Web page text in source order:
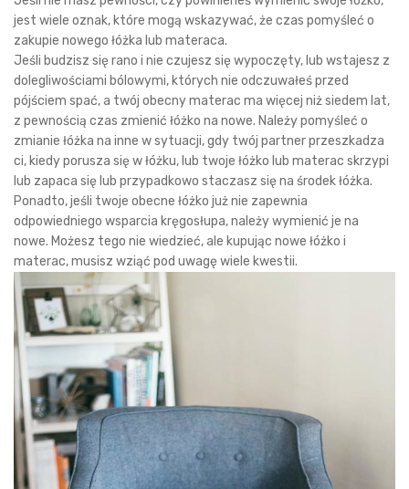
jest wiele oznak, które mogą wskazywać, że czas pomyśleć o
zakupie nowego łóżka lub materaca.
Jeśli budzisz się rano i nie czujesz się wypoczęty, lub wstajesz z
dolegliwościami bólowymi, których nie odczuwałeś przed
pójściem spać, a twój obecny materac ma więcej niż siedem lat,
z pewnością czas zmienić łóżko na nowe. Należy pomyśleć o
zmianie łóżka na inne w sytuacji, gdy twój partner przeszkadza
ci, kiedy porusza się w łóżku, lub twoje łóżko lub materac skrzypi
lub zapaca się lub przypadkowo staczasz się na środek łóżka.
Ponadto, jeśli twoje obecne łóżko już nie zapewnia
odpowiedniego wsparcia kręgosłupa, należy wymienić je na
nowe. Możesz tego nie wiedzieć, ale kupując nowe łóżko i
materac, musisz wziąć pod uwagę wiele kwestii.